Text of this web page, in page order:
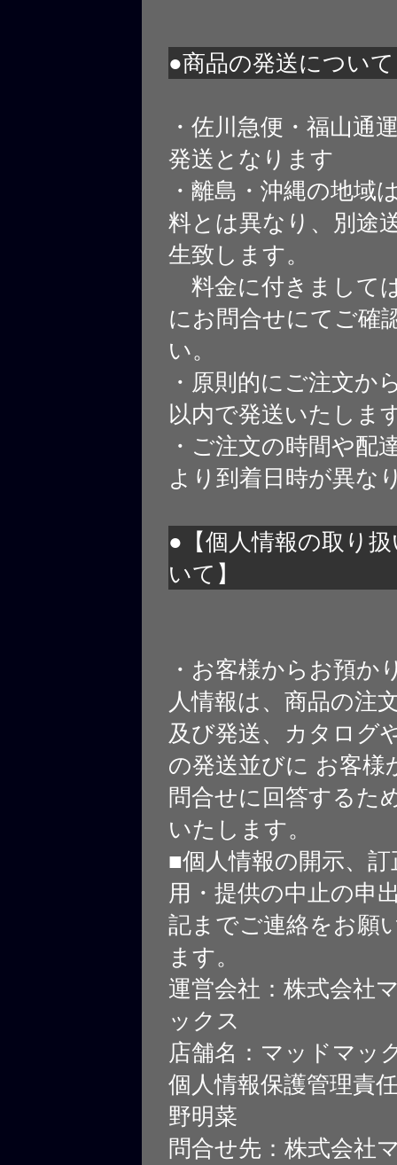
●商品の発送について
・佐川急便・福山通
発送となります
・離島・沖縄の地域
料とは異なり、別途
生致します。
料金に付きまして
にお問合せにてご確
い。
・原則的にご注文か
以内で発送いたしま
・ご注文の時間や配
より到着日時が異な
●【個人情報の取り
いて】
・お客様からお預か
人情報は、商品の注
及び発送、カタログ
の発送並びに お客様
問合せに回答するた
いたします。
■個人情報の開示、
用・提供の中止の申
記までご連絡をお願
ます。
運営会社：株式会社
ックス
店舗名：マッドマッ
個人情報保護管理責
野明菜
問合せ先：株式会社